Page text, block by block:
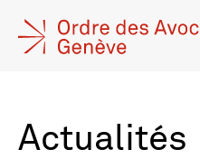
Actualités